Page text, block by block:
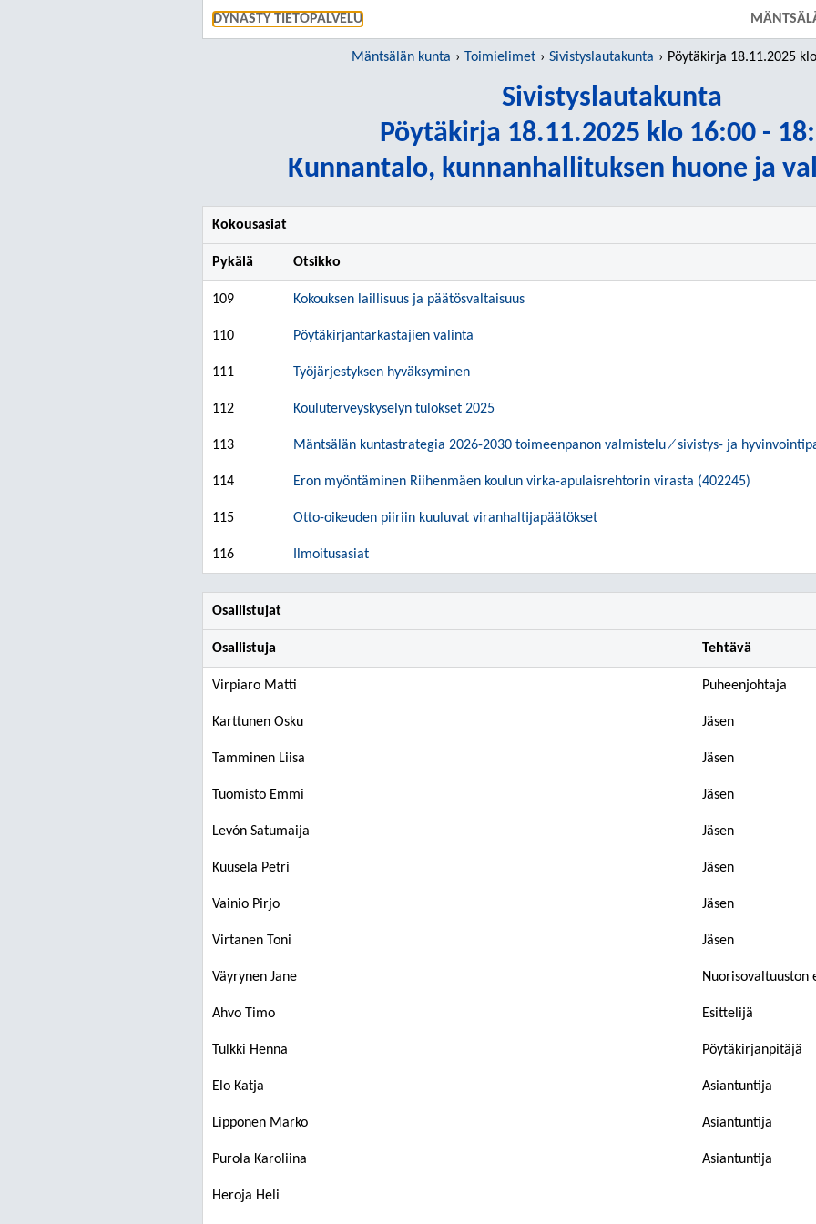
DYNASTY TIETOPALVELU
Mäntsälän kunta Toimielimet Sivistyslautakunta Pöytäkirja 18.11.2025 klo
Sivistyslautakunta
Pöytäkirja 18.11.2025 klo 16:00 -
Kunnantalo, kunnanhallituksen huone ja
Kokousasiat
Pykälä Otsikko
109 Kokouksen laillisuus ja päätösvaltaisuus
110 Pöytäkirjantarkastajien valinta
111 Työjärjestyksen hyväksyminen
112 Kouluterveyskyselyn tulokset 2025
113 Mäntsälän kuntastrategia 2026-2030 toimeenpanon valmistelu ⁄ sivistys- ja
114 Eron myöntäminen Riihenmäen koulun virka-apulaisrehtorin virasta (402245)
115 Otto-oikeuden piiriin kuuluvat viranhaltijapäätökset
116 Ilmoitusasiat
Osallistujat
Osallistuja Tehtävä
Virpiaro Matti Puheenjohtaja
Karttunen Osku Jäsen
Tamminen Liisa Jäsen
Tuomisto Emmi Jäsen
Levón Satumaija Jäsen
Kuusela Petri Jäsen
Vainio Pirjo Jäsen
Virtanen Toni Jäsen
Väyrynen Jane Nuorisovaltuuston
Ahvo Timo Esittelijä
Tulkki Henna Pöytäkirjanpitäjä
Elo Katja Asiantuntija
Lipponen Marko Asiantuntija
Purola Karoliina Asiantuntija
Heroja Heli